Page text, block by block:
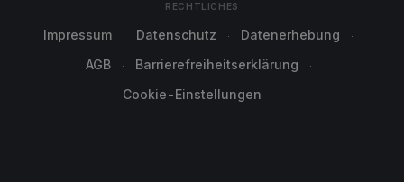
RECHTLICHES
Impressum Datenschutz
Datenerhebung
AGB
Barrierefreiheitserklärung
Cookie-Einstellungen